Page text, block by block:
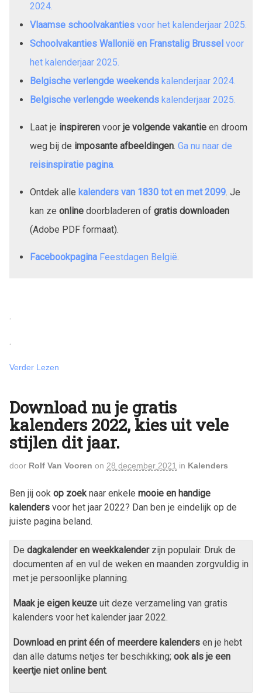
2024
Vlaamse schoolvakanties voor het kalenderjaar 2025
Schoolvakanties Wallonië en Franstalig Brussel voor
het kalenderjaar 2025
Belgische verlengde weekends kalenderjaar 2024
Belgische verlengde weekends kalenderjaar 2025
Laat je inspireren voor je volgende vakantie en droom
weg bij de imposante afbeeldingen. Ga nu naar de
reisinspiratie pagina
Ontdek alle kalenders van 1830 tot en met2099. Je
kan ze online doorbladeren of gratis downloaden
(Adobe PDF formaat).
Facebookpagina Feestdagen België.
.
.
Verder Lezen
Download nu je gratis
kalenders 2022, kies uit vele
stijlen dit jaar.
door Rolf Van Vooren on 28 december 2021 in Kalenders
Ben jij ook op zoeknaar enkele mooie en handige
kalenders voor het jaar 2022? Dan ben je eindelijk op de
juiste pagina beland.
De dagkalender en weekkalenderzijn populair. Druk de
documenten af en vul de weken en maanden zorgvuldig in
met je persoonlijke planning.
Maak je eigen keuze uit deze verzameling van gratis
kalenders voor het kalender jaar 2022.
Download en print één of meerdere kalenders en je hebt
dan alle datums netjes ter beschikking; ook als je een
keertje niet online bent.